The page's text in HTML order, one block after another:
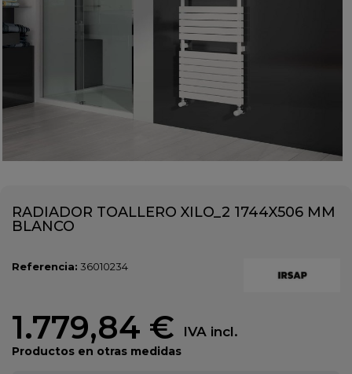
RADIADOR TOALLERO XILO_2 1744X506 MM
BLANCO
Referencia: 36010234
1.779,84 € IVA incl.
Productos en otras medidas